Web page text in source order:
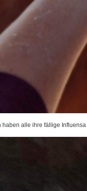
haben alle ihre fällige